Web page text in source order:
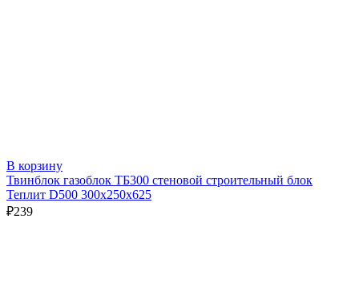
В корзину
Твинблок газоблок ТБ300 стеновой строительный блок
Теплит D500 300х250х625
₽239